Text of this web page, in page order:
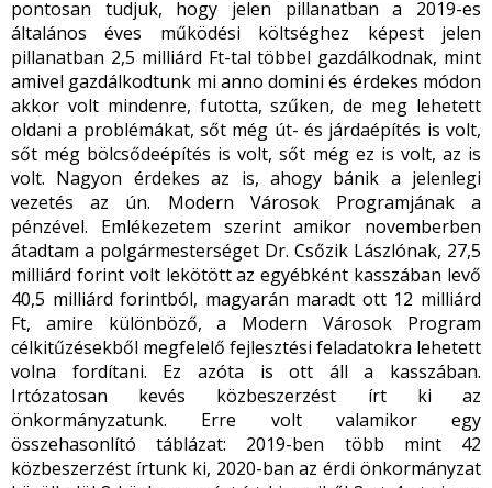
pontosan tudjuk, hogy jelen pillanatban a 2019-es
általános éves működési költséghez képest jelen
pillanatban 2,5 milliárd Ft-tal többel gazdálkodnak, mint
amivel gazdálkodtunk mi anno domini és érdekes módon
akkor volt mindenre, futotta, szűken, de meg lehetett
oldani a problémákat, sőt még út- és járdaépítés is volt,
sőt még bölcsődeépítés is volt, sőt még ez is volt, az is
volt. Nagyon érdekes az is, ahogy bánik a jelenlegi
vezetés az ún. Modern Városok Programjának a
pénzével. Emlékezetem szerint amikor novemberben
átadtam a polgármesterséget Dr. Csőzik Lászlónak, 27,5
milliárd forint volt lekötött az egyébként kasszában levő
40,5 milliárd forintból, magyarán maradt ott 12 milliárd
Ft, amire különböző, a Modern Városok Program
célkitűzésekből megfelelő fejlesztési feladatokra lehetett
volna fordítani. Ez azóta is ott áll a kasszában.
Irtózatosan kevés közbeszerzést írt ki az
önkormányzatunk. Erre volt valamikor egy
összehasonlító táblázat: 2019-ben több mint 42
közbeszerzést írtunk ki, 2020-ban az érdi önkormányzat